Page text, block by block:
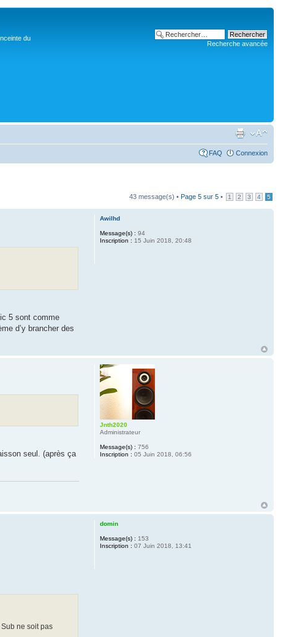
du
Recherche avancée
FAQ Connexion
43 message(s) • Page 5 sur 5 • 1 2 3 4 5
5 sont comme
d’y brancher des
Awilhd
Message(s) : 94
Inscription : 15 Juin 2018, 20:48
seul. (après ça
Jnth2020
Administrateur
Message(s) : 756
Inscription : 05 Juin 2018, 06:56
ne soit pas
domin
Message(s) : 153
Inscription : 07 Juin 2018, 13:41